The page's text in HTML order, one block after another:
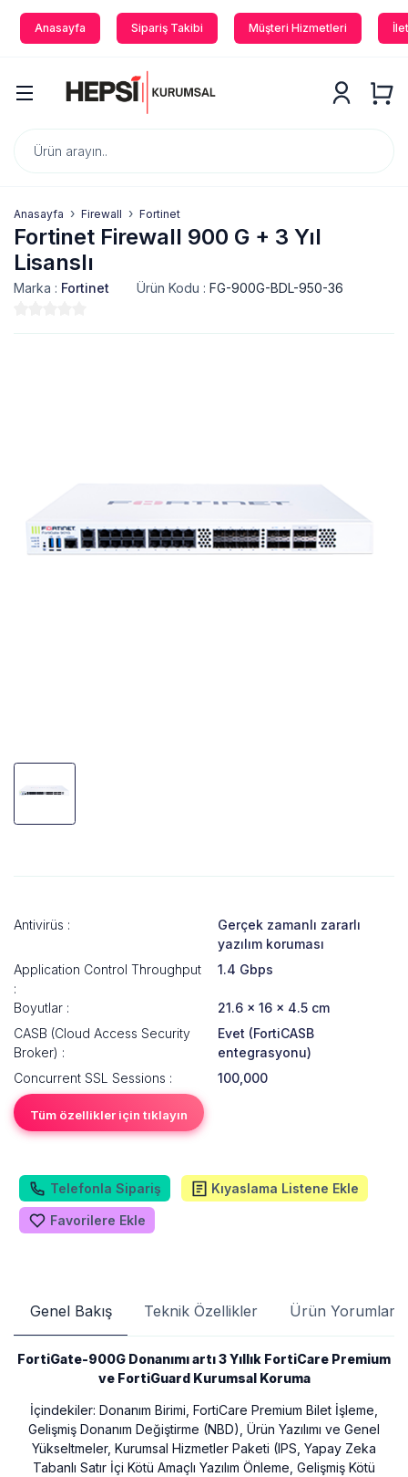
Anasayfa Sipariş Takibi Müşteri Hizmetleri
Anasayfa Firewall Fortinet
Fortinet Firewall 900 G + 3 Yıl
Lisanslı
Marka : Fortinet Ürün Kodu : FG-900G-BDL-950-36
Antivirüs :
Gerçek zamanlı zararlı
yazılım koruması
Application Control Throughput
:
1.4 Gbps
Boyutlar :
21.6 × 16 × 4.5 cm
CASB (Cloud Access Security
Broker) :
Evet (FortiCASB
entegrasyonu)
Concurrent SSL Sessions :
100,000
Tüm özellikler için tıklayın
Telefonla Sipariş Kıyaslama Listene Ekle
Favorilere Ekle
Genel Bakış Teknik Özellikler Ürün Yorumları
FortiGate-900G Donanımı artı 3 Yıllık FortiCare Premium
ve FortiGuard Kurumsal Koruma
İçindekiler: Donanım Birimi, FortiCare Premium Bilet İşleme,
Gelişmiş Donanım Değiştirme (NBD), Ürün Yazılımı ve Genel
Yükseltmeler, Kurumsal Hizmetler Paketi (IPS, Yapay Zeka
Tabanlı Satır İçi Kötü Amaçlı Yazılım Önleme, Gelişmiş Kötü